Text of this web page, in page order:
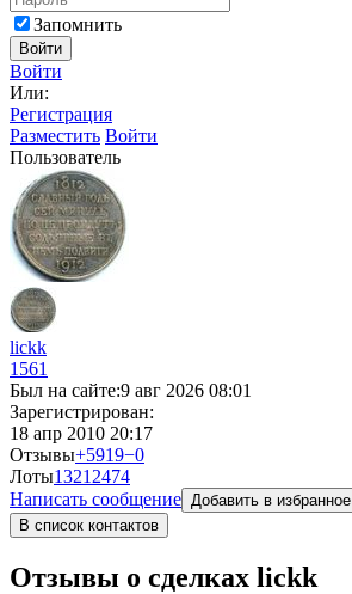
Запомнить
Войти
Войти
Или:
Регистрация
Разместить Войти
Пользователь
lickk
1561
Был на сайте:9 авг 2026 08:01
Зарегистрирован:
18 апр 2010 20:17
Отзывы+5919−0
Лоты1321 2474
Написать сообщение Добавить в избранное
В список контактов
Отзывы о сделках lickk